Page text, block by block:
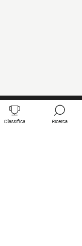
Classifica Ricerca